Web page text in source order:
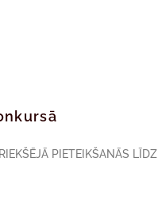
PIETEIKŠANĀS LĪDZ